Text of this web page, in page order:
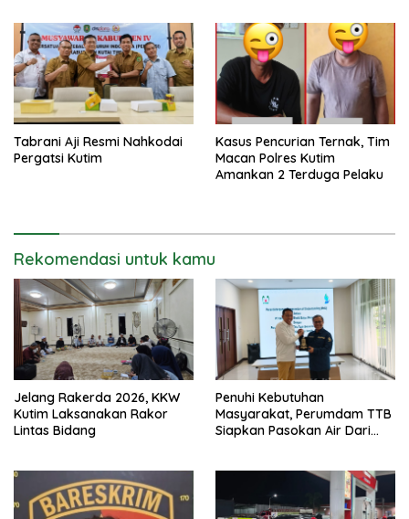
Tabrani Aji Resmi Nahkodai
Pergatsi Kutim
Kasus Pencurian Ternak, Tim
Macan Polres Kutim
Amankan 2 Terduga Pelaku
Rekomendasi untuk kamu
Jelang Rakerda 2026, KKW
Kutim Laksanakan Rakor
Lintas Bidang
Penuhi Kebutuhan
Masyarakat, Perumdam TTB
Siapkan Pasokan Air Dari